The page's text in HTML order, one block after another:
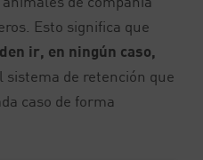
Esto significa que
ir, en ningún caso,
sistema de retención que
caso de forma